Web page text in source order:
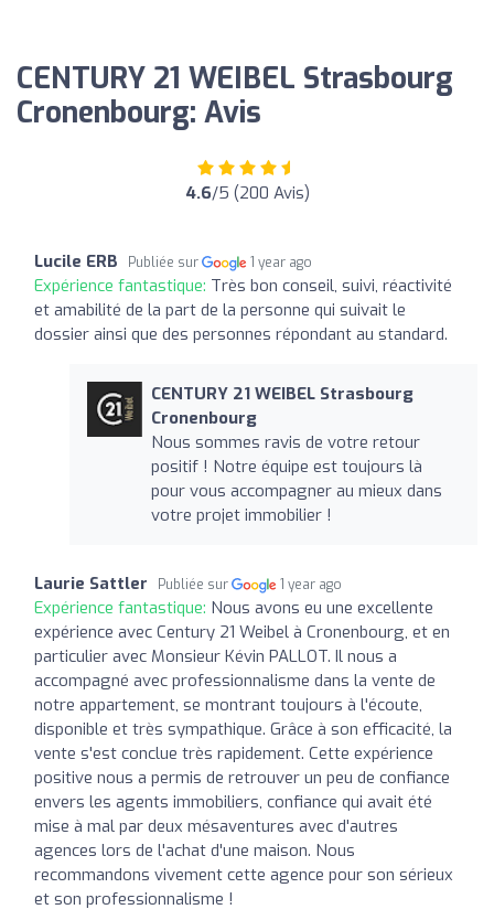
CENTURY 21 WEIBEL Strasbourg
Cronenbourg: Avis
4.6/5 (200 Avis)
Lucile ERB Publiée sur 1 year ago
Expérience fantastique: Très bon conseil, suivi, réactivité
et amabilité de la part de la personne qui suivait le
dossier ainsi que des personnes répondant au standard.
CENTURY 21 WEIBEL Strasbourg
Cronenbourg
Nous sommes ravis de votre retour
positif ! Notre équipe est toujours là
pour vous accompagner au mieux dans
votre projet immobilier !
Laurie Sattler Publiée sur 1 year ago
Expérience fantastique: Nous avons eu une excellente
expérience avec Century 21 Weibel à Cronenbourg, et en
particulier avec Monsieur Kévin PALLOT. Il nous a
accompagné avec professionnalisme dans la vente de
notre appartement, se montrant toujours à l'écoute,
disponible et très sympathique. Grâce à son efficacité, la
vente s'est conclue très rapidement. Cette expérience
positive nous a permis de retrouver un peu de confiance
envers les agents immobiliers, confiance qui avait été
mise à mal par deux mésaventures avec d'autres
agences lors de l'achat d'une maison. Nous
recommandons vivement cette agence pour son sérieux
et son professionnalisme !